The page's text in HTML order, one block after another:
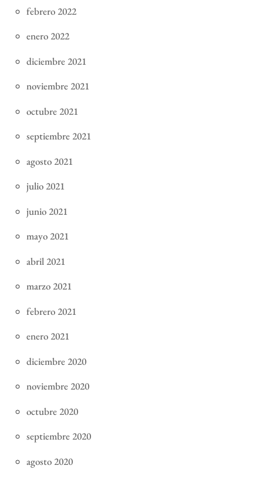
febrero 2022
enero 2022
diciembre 2021
noviembre 2021
octubre 2021
septiembre 2021
agosto 2021
julio 2021
junio 2021
mayo 2021
abril 2021
marzo 2021
febrero 2021
enero 2021
diciembre 2020
noviembre 2020
octubre 2020
septiembre 2020
agosto 2020